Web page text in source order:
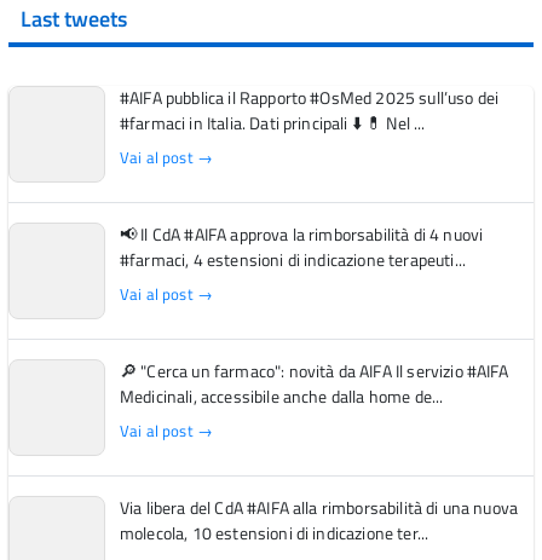
Last tweets
#AIFA pubblica il Rapporto #OsMed 2025 sull’uso dei
#farmaci in Italia. Dati principali ⬇️ 💊 Nel ...
Vai al post →
📢 Il CdA #AIFA approva la rimborsabilità di 4 nuovi
#farmaci, 4 estensioni di indicazione terapeuti...
Vai al post →
🔎 "Cerca un farmaco": novità da AIFA Il servizio #AIFA
Medicinali, accessibile anche dalla home de...
Vai al post →
Via libera del CdA #AIFA alla rimborsabilità di una nuova
molecola, 10 estensioni di indicazione ter...